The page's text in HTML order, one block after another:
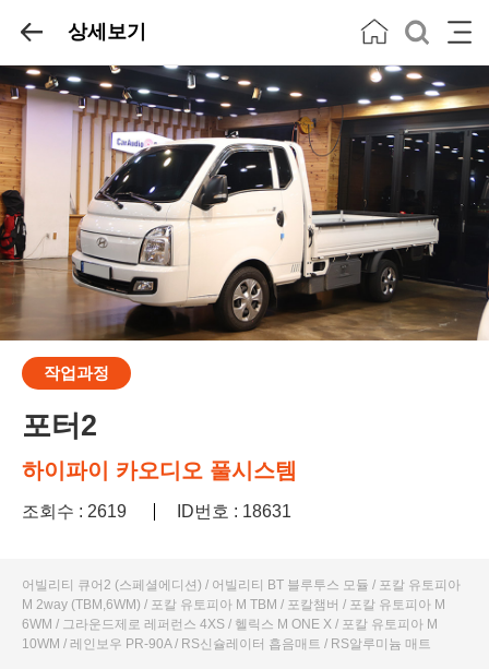
상세보기
작업과정
포터2
하이파이 카오디오 풀시스템
조회수 : 2619 ID번호 : 18631
어빌리티 큐어2 (스페셜에디션) / 어빌리티 BT 블루투스 모듈 / 포칼 유토피아
M 2way (TBM,6WM) / 포칼 유토피아 M TBM / 포칼챔버 / 포칼 유토피아 M
6WM / 그라운드제로 레퍼런스 4XS / 헬릭스 M ONE X / 포칼 유토피아 M
10WM / 레인보우 PR-90A / RS신슐레이터 흡음매트 / RS알루미늄 매트